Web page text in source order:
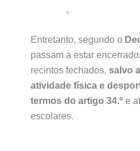
“
Entretanto, segundo o
passam a estar
recintos fechados, salvo
atividade física e
termos do artigo 34.º e
escolares.